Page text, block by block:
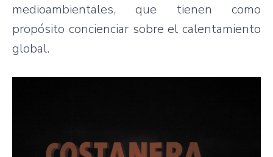
medioambientales, que tienen como
propósito concienciar sobre el calentamiento
global.